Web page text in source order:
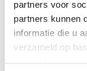
partners voor
partners kunnen
informatie die u
verzameld op
een
design
gebouw